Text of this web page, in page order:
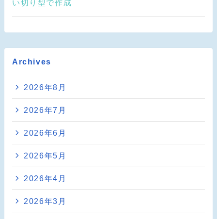
い切り型で作成
Archives
2026年8月
2026年7月
2026年6月
2026年5月
2026年4月
2026年3月